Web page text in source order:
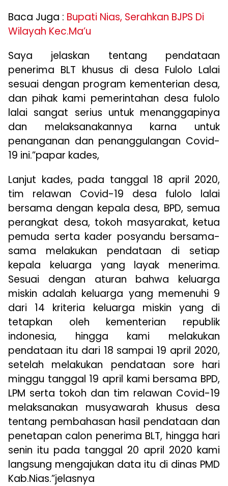
Baca Juga : Bupati Nias, Serahkan BJPS Di
Wilayah Kec.Ma’u
Saya jelaskan tentang pendataan
penerima BLT khusus di desa Fulolo Lalai
sesuai dengan program kementerian desa,
dan pihak kami pemerintahan desa fulolo
lalai sangat serius untuk menanggapinya
dan melaksanakannya karna untuk
penanganan dan penanggulangan Covid-
19 ini.”papar kades,
Lanjut kades, pada tanggal 18 april 2020,
tim relawan Covid-19 desa fulolo lalai
bersama dengan kepala desa, BPD, semua
perangkat desa, tokoh masyarakat, ketua
pemuda serta kader posyandu bersama-
sama melakukan pendataan di setiap
kepala keluarga yang layak menerima.
Sesuai dengan aturan bahwa keluarga
miskin adalah keluarga yang memenuhi 9
dari 14 kriteria keluarga miskin yang di
tetapkan oleh kementerian republik
indonesia, hingga kami melakukan
pendataan itu dari 18 sampai 19 april 2020,
setelah melakukan pendataan sore hari
minggu tanggal 19 april kami bersama BPD,
LPM serta tokoh dan tim relawan Covid-19
melaksanakan musyawarah khusus desa
tentang pembahasan hasil pendataan dan
penetapan calon penerima BLT, hingga hari
senin itu pada tanggal 20 april 2020 kami
langsung mengajukan data itu di dinas PMD
Kab.Nias.”jelasnya